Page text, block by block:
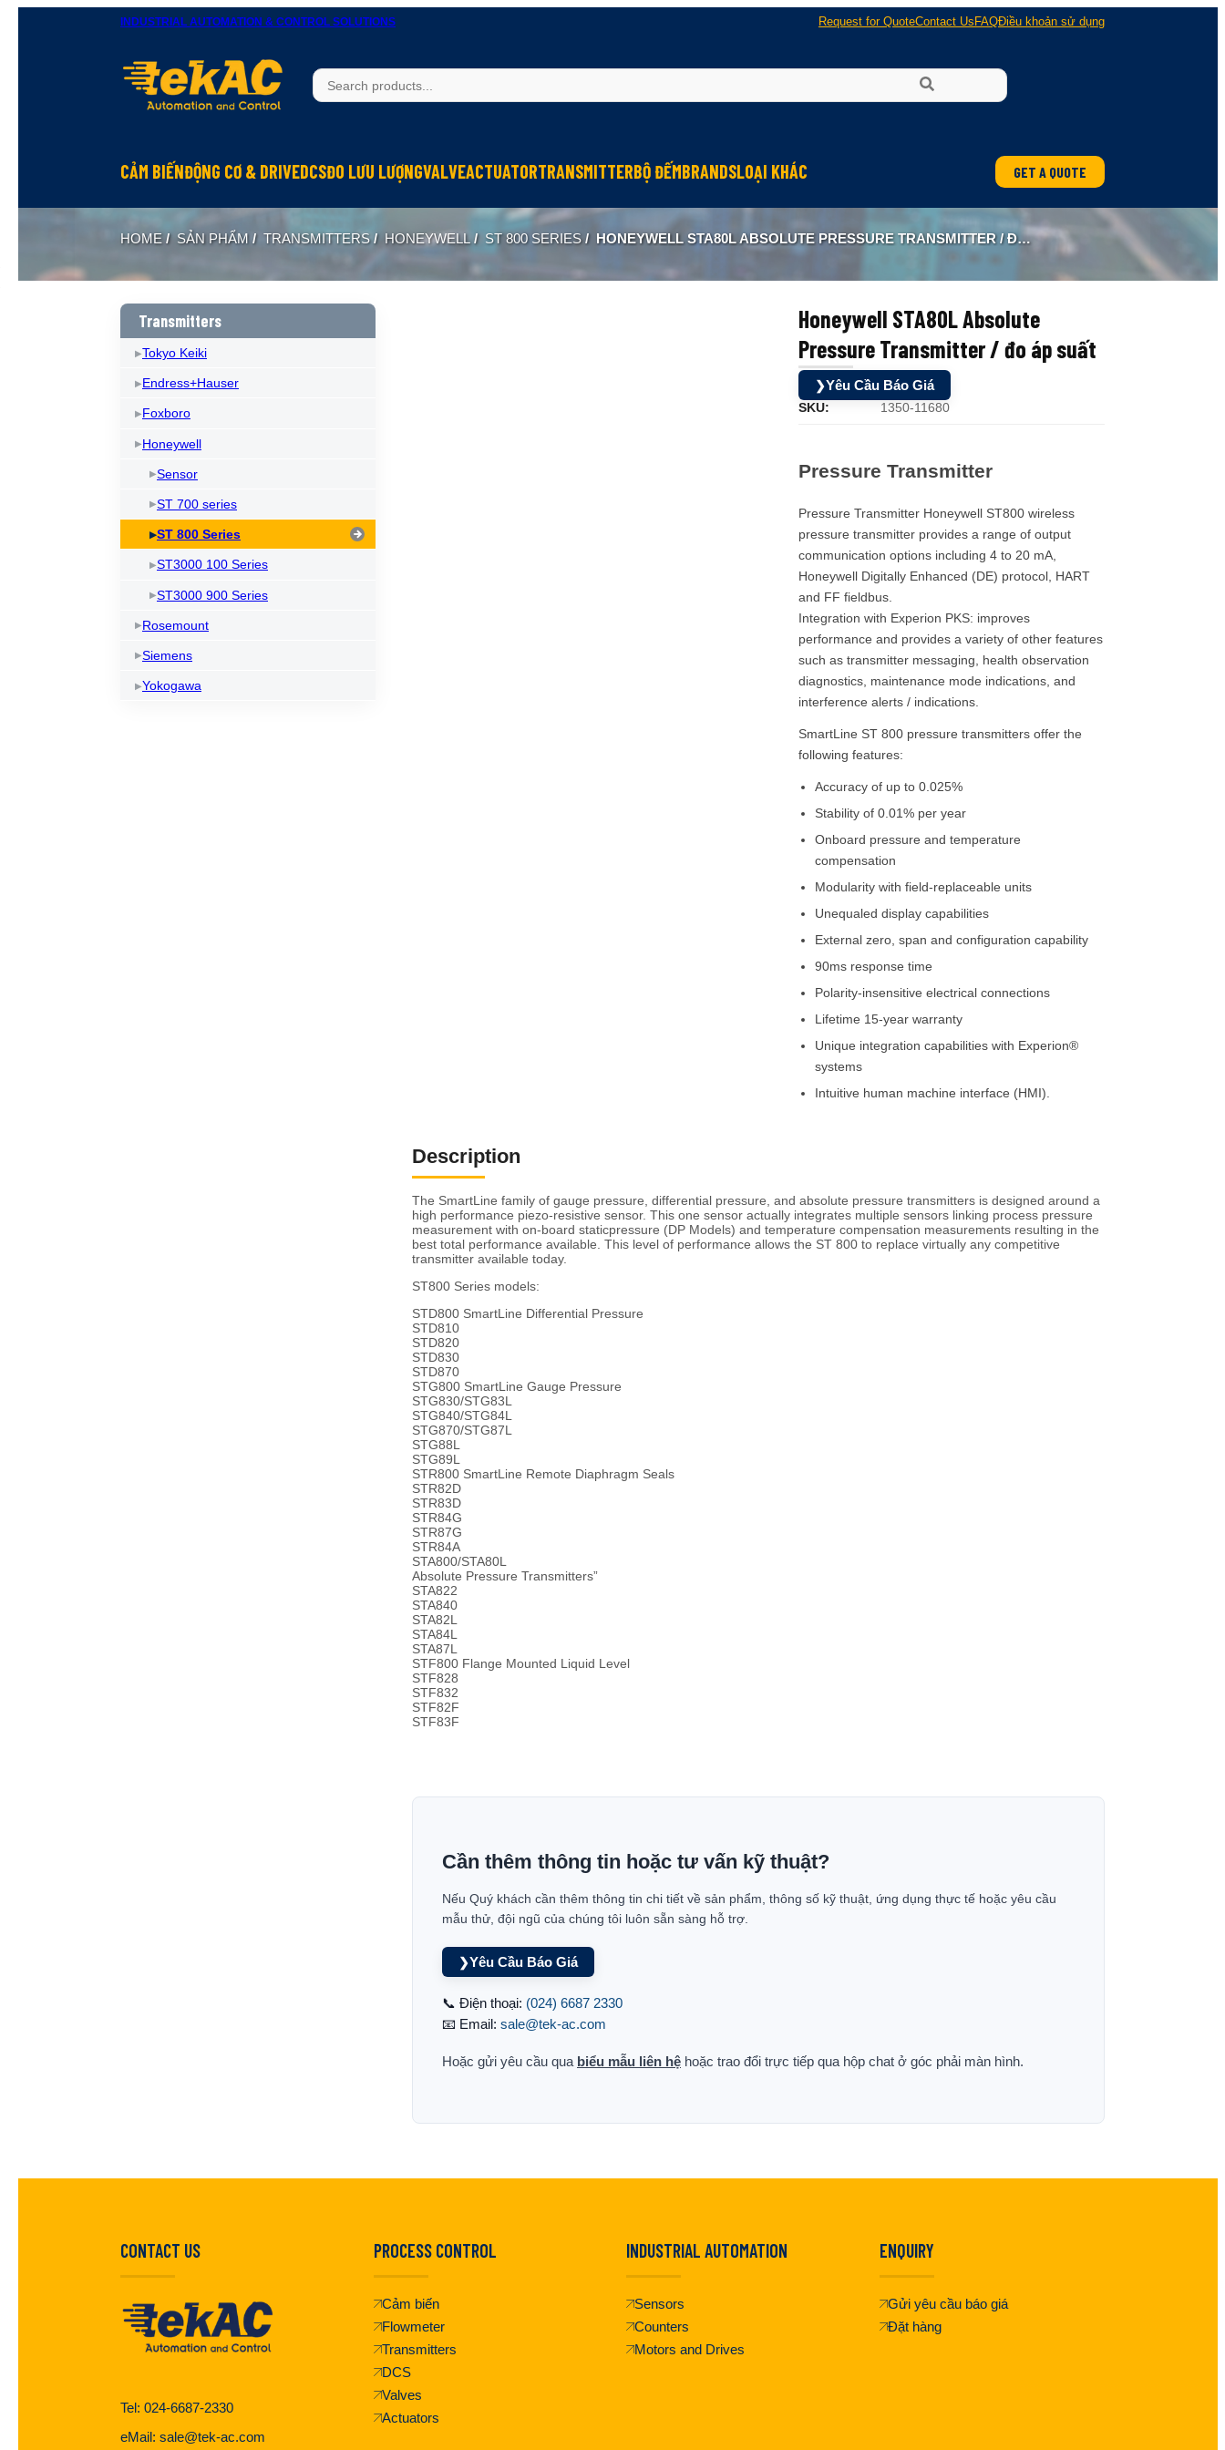
INDUSTRIAL AUTOMATION & CONTROL SOLUTIONS Request for QuoteContact Us FAQĐiều khoản sử dụng
CẢM BIẾNĐỘNG CƠ & DRIVEDCSĐO LƯU LƯỢNGVALVEACTUATORTRANSMITTERBỘ ĐẾMBRANDS
Oriental Motor
KGN
LOẠI KHÁC
Đèn phòng nổ
GET A QUOTE
HOME / SẢN PHẨM / TRANSMITTERS / HONEYWELL / ST 800 SERIES / HONEYWELL STA80L ABSOLUTE PRESSURE TRANSMITTER / ĐO ÁP SUẤT
Transmitters
Tokyo Keiki
Endress+Hauser
Foxboro
Honeywell
Sensor
ST 700 series
ST 800 Series
ST3000 100 Series
ST3000 900 Series
Rosemount
Siemens
Yokogawa
Honeywell STA80L Absolute
Pressure Transmitter / đo áp suất
❯Yêu Cầu Báo Giá
SKU: 1350-11680
Pressure Transmitter
Pressure Transmitter Honeywell ST800 wireless
pressure transmitter provides a range of output
communication options including 4 to 20 mA,
Honeywell Digitally Enhanced (DE) protocol, HART
and FF fieldbus.
Integration with Experion PKS: improves
performance and provides a variety of other features
such as transmitter messaging, health observation
diagnostics, maintenance mode indications, and
interference alerts / indications.
SmartLine ST 800 pressure transmitters offer the
following features:
Accuracy of up to 0.025%
Stability of 0.01% per year
Onboard pressure and temperature
compensation
Modularity with field-replaceable units
Unequaled display capabilities
External zero, span and configuration capability
90ms response time
Polarity-insensitive electrical connections
Lifetime 15-year warranty
Unique integration capabilities with Experion®
systems
Intuitive human machine interface (HMI).
Description
The SmartLine family of gauge pressure, differential pressure, and absolute pressure transmitters is designed around a
high performance piezo-resistive sensor. This one sensor actually integrates multiple sensors linking process pressure
measurement with on-board staticpressure (DP Models) and temperature compensation measurements resulting in the
best total performance available. This level of performance allows the ST 800 to replace virtually any competitive
transmitter available today.
ST800 Series models:
STD800 SmartLine Differential Pressure
STD810
STD820
STD830
STD870
STG800 SmartLine Gauge Pressure
STG830/STG83L
STG840/STG84L
STG870/STG87L
STG88L
STG89L
STR800 SmartLine Remote Diaphragm Seals
STR82D
STR83D
STR84G
STR87G
STR84A
STA800/STA80L
Absolute Pressure Transmitters”
STA822
STA840
STA82L
STA84L
STA87L
STF800 Flange Mounted Liquid Level
STF828
STF832
STF82F
STF83F
Cần thêm thông tin hoặc tư vấn kỹ thuật?
Nếu Quý khách cần thêm thông tin chi tiết về sản phẩm, thông số kỹ thuật, ứng dụng thực tế hoặc yêu cầu
mẫu thử, đội ngũ của chúng tôi luôn sẵn sàng hỗ trợ.
❯Yêu Cầu Báo Giá
📞 Điện thoại: (024) 6687 2330
📧 Email: sale@tek-ac.com
Hoặc gửi yêu cầu qua biểu mẫu liên hệ hoặc trao đổi trực tiếp qua hộp chat ở góc phải màn hình.
CONTACT US
Tel: 024-6687-2330
eMail: sale@tek-ac.com
PROCESS CONTROL
Cảm biến
Flowmeter
Transmitters
DCS
Valves
Actuators
INDUSTRIAL AUTOMATION
Sensors
Counters
Motors and Drives
ENQUIRY
Gửi yêu cầu báo giá
Đặt hàng